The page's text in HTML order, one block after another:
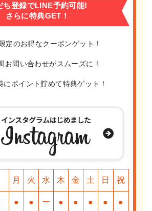
ち登録でLINE予約可能!
さらに特典GET！
定のお得なクーポンゲット！
お問い合わせがスムーズに！
にポイント貯めて特典ゲット！
月 火 水 木 金 土 日 祝
● ● ー ● ● ● ● ●